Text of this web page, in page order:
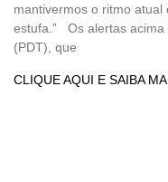
mantivermos o ritmo
estufa.” Os alertas acima
(PDT), que
CLIQUE AQUI E SAIBA